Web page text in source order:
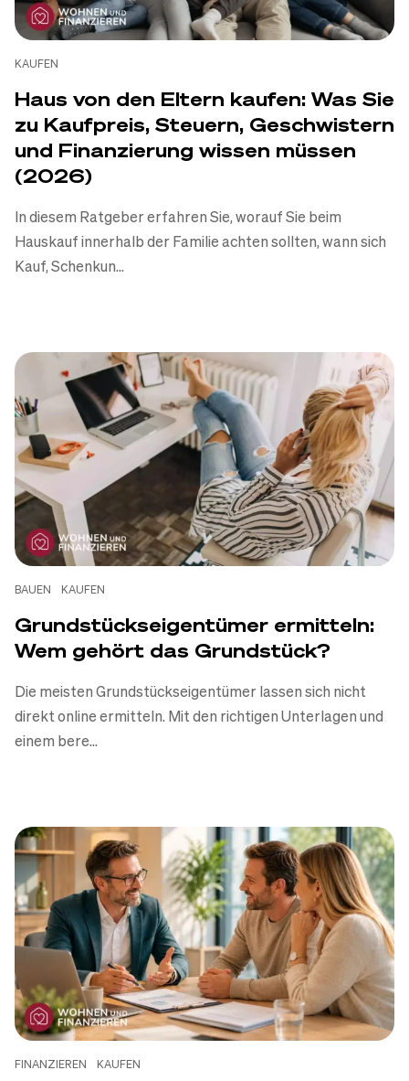
Grundstück?
Daniel Korth
Zum Artikel
FINANZIEREN KAUFEN
Eigenkapital beim Hauskauf:
So viel verlangen Banken
wirklich
Daniel Korth-08.07.2026
Zum Artikel
Bauzinsentwicklung 2026:
Aktuelle Bauzinsen,
Entwicklung und Prognose bis
2030
Stefanie Neumann -06.07.2026
Zum Artikel
KAUFEN
Haus von den Eltern kaufen: Was Sie
zu Kaufpreis, Steuern, Geschwistern
und Finanzierung wissen müssen
(2026)
In diesem Ratgeber erfahren Sie, worauf Sie beim
Hauskauf innerhalb der Familie achten sollten, wann sich
Kauf, Schenkun...
BAUEN KAUFEN
Grundstückseigentümer ermitteln:
Wem gehört das Grundstück?
Die meisten Grundstückseigentümer lassen sich nicht
direkt online ermitteln. Mit den richtigen Unterlagen und
einem bere...
FINANZIEREN KAUFEN